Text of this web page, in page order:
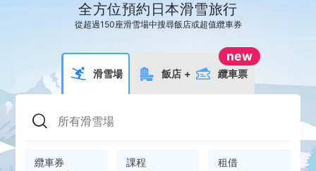
全方位預約日本滑雪旅行
從超過150座滑雪場中搜尋飯店或超值纜車券
滑雪場
new
飯店 + 纜車票
纜車券 課程 租借